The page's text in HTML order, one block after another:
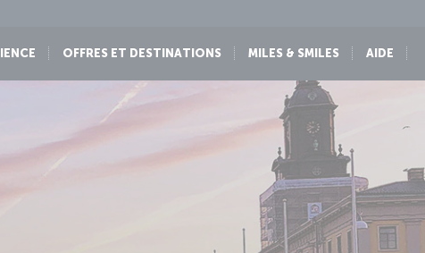
OFFRES ET DESTINATIONS MILES & SMILES AIDE